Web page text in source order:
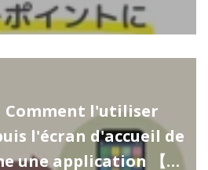
Comment l'utiliser
l'écran d'accueil de
une application 【…